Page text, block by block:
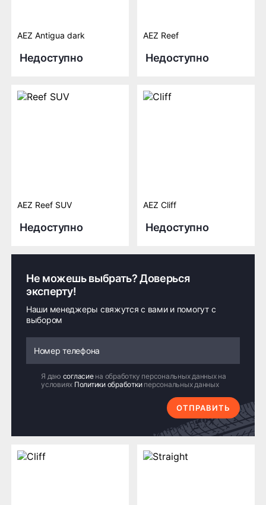
AEZ Antigua dark
Недоступно
AEZ Reef
Недоступно
AEZ Reef SUV
Недоступно
AEZ Cliff
Недоступно
Не можешь выбрать? Доверься
эксперту!
Наши менеджеры свяжутся с вами и помогут с
выбором
Я даю согласие на обработку персональных данных на
условиях Политики обработки персональных данных
ОТПРАВИТЬ